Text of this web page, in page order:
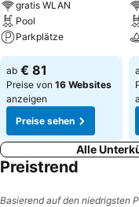
gratis WLAN
Pool
Parkplätze
ab € 81
Preise von 16 Websites
anzeigen
Preise sehen
Alle
Preistrend
Basierend auf den niedrigsten